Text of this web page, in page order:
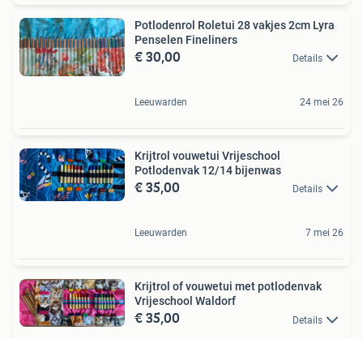
Potlodenrol Roletui 28 vakjes 2cm Lyra
Penselen Fineliners
€ 30,00 Details
Leeuwarden 24 mei 26
Krijtrol vouwetui Vrijeschool
Potlodenvak 12/14 bijenwas
€ 35,00 Details
Leeuwarden 7 mei 26
Krijtrol of vouwetui met potlodenvak
Vrijeschool Waldorf
€ 35,00 Details